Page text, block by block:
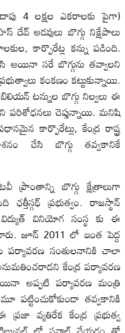
4 లక్షల ఎకరాలకు పైగా)
దేవ్ అడవులు బొగ్గు నిక్షేపాలు
కార్పొరేట్ల కన్ను పడింది.
సరే బొగ్గును తవ్వాలని
కంకణం కట్టుకున్నాయి.
టన్నుల బొగ్గు నిల్వలు ఈ
పరిశోధనలు చెప్తున్నాయి. మనిషి
కార్పొరేట్లు, కేంద్ర రాష్ట్ర
చేసి బొగ్గు తవ్వకానికే
బొగ్గు క్షేత్రాలుగా
ప్రభుత్వం. రాజస్థాన్
వినియోగ సంస్థ కు ఈ
జూన్ 2011 లో ఇంత పెద్ద
పర్యావరణ సంతులనానికి చాలా
కేంద్ర పర్యావరణ
అప్పటి పర్యావరణ మంత్రి
పట్టించుకోకుండా తవ్వకానికి
వ్యతిరేక కేంద్ర ప్రభుత్వ